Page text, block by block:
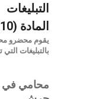
التبليغات
المادة (10):
يقوم محضرو
بالتبليغات
محامي في